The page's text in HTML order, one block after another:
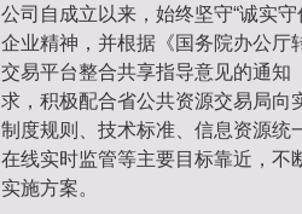
公司自成立以来，始终坚守“诚实
企业精神，并根据《国务院办公厅
交易平台整合共享指导意见的通知
求，积极配合省公共资源交易局向
制度规则、技术标准、信息资源统
在线实时监管等主要目标靠近，不
实施方案。